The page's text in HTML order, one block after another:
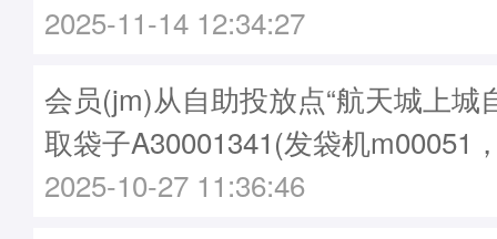
2025-11-14 12:34:27
会员(jm)从自助投放点“航天城上城
取袋子A30001341(发袋机m00051
2025-10-27 11:36:46